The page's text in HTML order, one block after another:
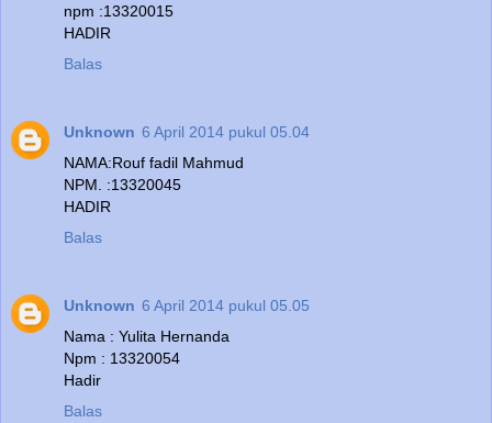
npm :13320015
HADIR
Balas
Unknown 6 April 2014 pukul 05.04
NAMA:Rouf fadil Mahmud
NPM. :13320045
HADIR
Balas
Unknown 6 April 2014 pukul 05.05
Nama : Yulita Hernanda
Npm : 13320054
Hadir
Balas